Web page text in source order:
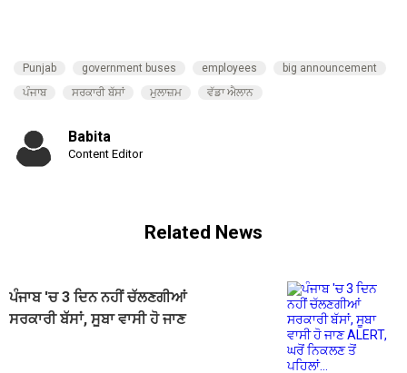
Punjab government buses employees
big announcement
ਪੰਜਾਬ
ਸਰਕਾਰੀ ਬੱਸਾਂ ਮੁਲਾਜ਼ਮ ਵੱਡਾ ਐਲਾਨ
Babita
Content Editor
Related News
ਪੰਜਾਬ 'ਚ 3 ਦਿਨ ਨਹੀਂ ਚੱਲਣਗੀਆਂ
ਸਰਕਾਰੀ ਬੱਸਾਂ, ਸੂਬਾ ਵਾਸੀ ਹੋ ਜਾਣ